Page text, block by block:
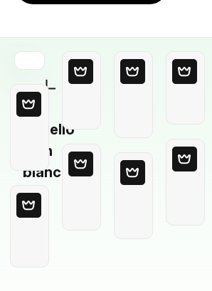
Modello
in
bianco